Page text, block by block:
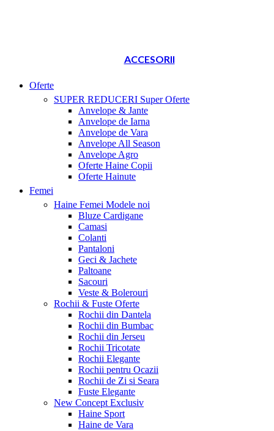
ACCESORII
Oferte
SUPER REDUCERI Super Oferte
Anvelope & Jante
Anvelope de Iarna
Anvelope de Vara
Anvelope All Season
Anvelope Agro
Oferte Haine Copii
Oferte Hainute
Femei
Haine Femei Modele noi
Bluze Cardigane
Camasi
Colanti
Pantaloni
Geci & Jachete
Paltoane
Sacouri
Veste & Bolerouri
Rochii & Fuste Oferte
Rochii din Dantela
Rochii din Bumbac
Rochii din Jerseu
Rochii Tricotate
Rochii Elegante
Rochii pentru Ocazii
Rochii de Zi si Seara
Fuste Elegante
New Concept Exclusiv
Haine Sport
Haine de Vara